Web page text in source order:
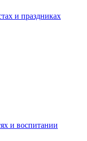
и праздниках
и воспитании